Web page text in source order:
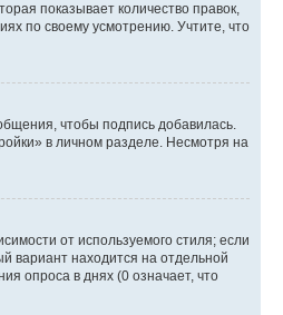
показывает количество правок,
по своему усмотрению. Учтите, что
чтобы подпись добавилась.
в личном разделе. Несмотря на
от используемого стиля; если
вариант находится на отдельной
опроса в днях (0 означает, что